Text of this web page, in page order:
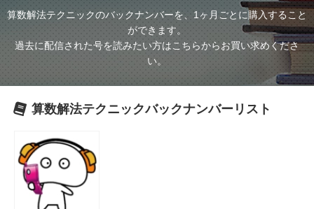
算数解法テクニックのバックナンバーを、1ヶ月ごとに購入すること
ができます。
過去に配信された号を読みたい方はこちらからお買い求めくださ
い。
算数解法テクニックバックナンバーリスト